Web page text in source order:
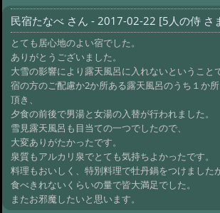
民宿たなべ さん - 2017-02-22 [5人の侍 さ
とても居心地のよい宿でした。
ありがとうございました。
大雪の影響により露天風呂に入れないということ
宿の方のご配慮か2か所ある露天風呂のうち１か
頂き、
夕食の前後で男湯と女湯の入替が行われました。
雪見露天風呂も目当ての一つでしたので、
大変ありがたかったです。
泉質もアルカリ泉でとても気持ちよかったです。
料理もおいしく、特別料理で牡丹鍋をつけましたが
食べきれないくらいの量で皆大満足でした。
またお邪魔したいと思います。